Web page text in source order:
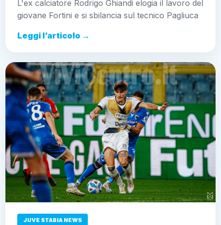
L'ex calciatore Rodrigo Ghiandi elogia il lavoro del
giovane Fortini e si sbilancia sul tecnico Pagliuca
Leggi l’articolo →
JUVE STABIA NEWS